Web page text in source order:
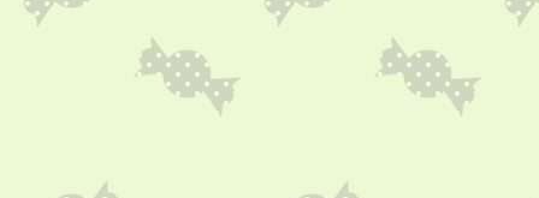
育児相談も随時受け付けています。
(金)